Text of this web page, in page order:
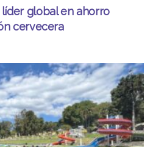
global en ahorro
cervecera